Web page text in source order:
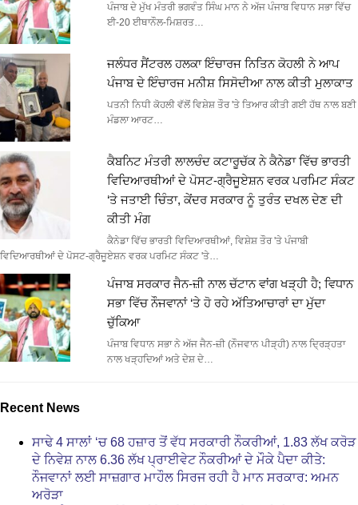
ਪੰਜਾਬ ਦੇ ਮੁੱਖ ਮੰਤਰੀ ਭਗਵੰਤ ਸਿੰਘ ਮਾਨ ਨੇ ਅੱਜ ਪੰਜਾਬ ਵਿਧਾਨ ਸਭਾ ਵਿੱਚ
ਈ-20 ਈਥਾਨੌਲ-ਮਿਸ਼ਰਤ…
ਜਲੰਧਰ ਸੈਂਟਰਲ ਹਲਕਾ ਇੰਚਾਰਜ ਨਿਤਿਨ ਕੋਹਲੀ ਨੇ ਆਪ
ਪੰਜਾਬ ਦੇ ਇੰਚਾਰਜ ਮਨੀਸ਼ ਸਿਸੋਦੀਆ ਨਾਲ ਕੀਤੀ ਮੁਲਾਕਾਤ
ਪਤਨੀ ਨਿਧੀ ਕੋਹਲੀ ਵੱਲੋਂ ਵਿਸ਼ੇਸ਼ ਤੌਰ 'ਤੇ ਤਿਆਰ ਕੀਤੀ ਗਈ ਹੱਥ ਨਾਲ ਬਣੀ
ਮੰਡਲਾ ਆਰਟ…
ਕੈਬਨਿਟ ਮੰਤਰੀ ਲਾਲਚੰਦ ਕਟਾਰੂਚੱਕ ਨੇ ਕੈਨੇਡਾ ਵਿੱਚ ਭਾਰਤੀ
ਵਿਦਿਆਰਥੀਆਂ ਦੇ ਪੋਸਟ-ਗ੍ਰੈਜੂਏਸ਼ਨ ਵਰਕ ਪਰਮਿਟ ਸੰਕਟ
‘ਤੇ ਜਤਾਈ ਚਿੰਤਾ, ਕੇਂਦਰ ਸਰਕਾਰ ਨੂੰ ਤੁਰੰਤ ਦਖਲ ਦੇਣ ਦੀ
ਕੀਤੀ ਮੰਗ
ਕੈਨੇਡਾ ਵਿੱਚ ਭਾਰਤੀ ਵਿਦਿਆਰਥੀਆਂ, ਵਿਸ਼ੇਸ਼ ਤੌਰ 'ਤੇ ਪੰਜਾਬੀ
ਵਿਦਿਆਰਥੀਆਂ ਦੇ ਪੋਸਟ-ਗ੍ਰੈਜੂਏਸ਼ਨ ਵਰਕ ਪਰਮਿਟ ਸੰਕਟ 'ਤੇ…
ਪੰਜਾਬ ਸਰਕਾਰ ਜੈਨ-ਜ਼ੀ ਨਾਲ ਚੱਟਾਨ ਵਾਂਗ ਖੜ੍ਹੀ ਹੈ; ਵਿਧਾਨ
ਸਭਾ ਵਿੱਚ ਨੌਜਵਾਨਾਂ ‘ਤੇ ਹੋ ਰਹੇ ਅੱਤਿਆਚਾਰਾਂ ਦਾ ਮੁੱਦਾ
ਚੁੱਕਿਆ
ਪੰਜਾਬ ਵਿਧਾਨ ਸਭਾ ਨੇ ਅੱਜ ਜੈਨ-ਜ਼ੀ (ਨੌਜਵਾਨ ਪੀੜ੍ਹੀ) ਨਾਲ ਦ੍ਰਿੜ੍ਹਤਾ
ਨਾਲ ਖੜ੍ਹਦਿਆਂ ਅਤੇ ਦੇਸ਼ ਦੇ…
Recent News
ਸਾਢੇ 4 ਸਾਲਾਂ ‘ਚ 68 ਹਜ਼ਾਰ ਤੋਂ ਵੱਧ ਸਰਕਾਰੀ ਨੌਕਰੀਆਂ, 1.83 ਲੱਖ ਕਰੋੜ
ਦੇ ਨਿਵੇਸ਼ ਨਾਲ 6.36 ਲੱਖ ਪ੍ਰਾਈਵੇਟ ਨੌਕਰੀਆਂ ਦੇ ਮੌਕੇ ਪੈਦਾ ਕੀਤੇ:
ਨੌਜਵਾਨਾਂ ਲਈ ਸਾਜ਼ਗਾਰ ਮਾਹੌਲ ਸਿਰਜ ਰਹੀ ਹੈ ਮਾਨ ਸਰਕਾਰ: ਅਮਨ
ਅਰੋੜਾ